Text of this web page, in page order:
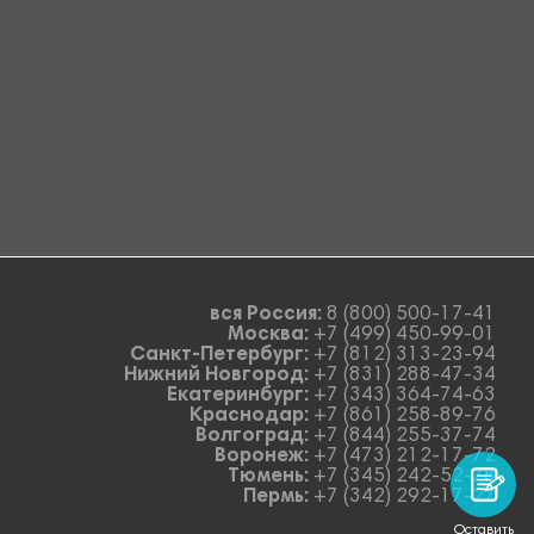
вся Россия: 8 (800) 500-17-41
Москва: +7 (499) 450-99-01
Санкт-Петербург: +7 (812) 313-23-94
Нижний Новгород: +7 (831) 288-47-34
Екатеринбург: +7 (343) 364-74-63
Краснодар: +7 (861) 258-89-76
Волгоград: +7 (844) 255-37-74
Воронеж: +7 (473) 212-17-72
Тюмень: +7 (345) 242-52-78
Пермь: +7 (342) 292-17-27
Оставить